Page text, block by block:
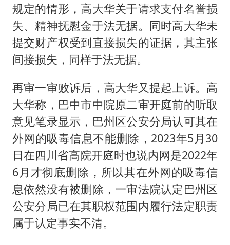
规定的情形，高大华关于请求支付名誉损
失、精神抚慰金于法无据。同时高大华未
提交财产权受到直接损失的证据，其主张
间接损失，同样于法无据。
再审一审败诉后，高大华又提起上诉。高
大华称，巴中市中院原二审开庭前的听取
意见笔录显示，巴州区公安分局认可其在
外网的吸毒信息不能删除，2023年5月30
日在四川省高院开庭时也说内网是2022年
6月才彻底删除，所以其在外网的吸毒信
息依然没有被删除，一审法院认定巴州区
公安分局已在其职权范围内履行法定职责
属于认定事实不清。